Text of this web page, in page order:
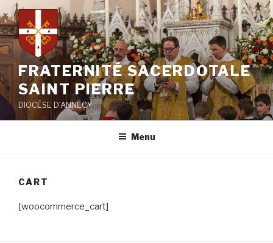
Aller
au
contenu
principal
FRATERNITÉ SACERDOTALE
SAINT PIERRE
DIOCÈSE D'ANNECY
Menu
CART
[woocommerce_cart]